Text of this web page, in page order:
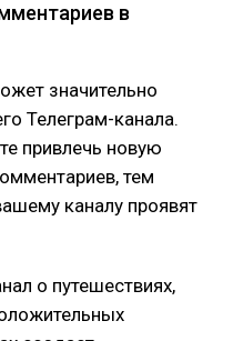
в
значительно
Телеграм-канала.
привлечь новую
тем
каналу проявят
о путешествиях,